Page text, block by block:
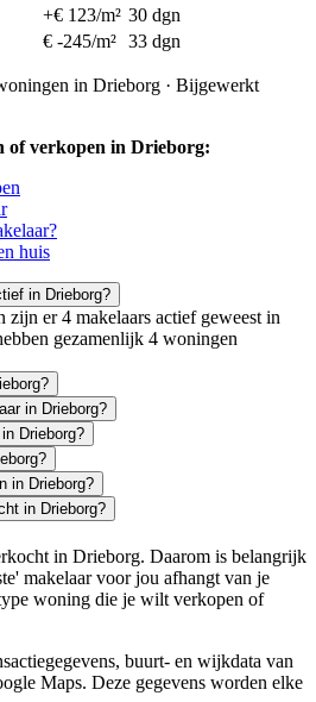
+€ 123/m² 30 dgn
€ -245/m² 33 dgn
in Drieborg · Bijgewerkt
of verkopen in Drieborg:
huis
in Drieborg?
zijn er 4 makelaars actief geweest in
gezamenlijk 4 woningen
in Drieborg?
Drieborg?
in Drieborg?
in Drieborg?
in Drieborg. Daarom is belangrijk
makelaar voor jou afhangt van je
woning die je wilt verkopen of
buurt- en wijkdata van
Maps. Deze gegevens worden elke